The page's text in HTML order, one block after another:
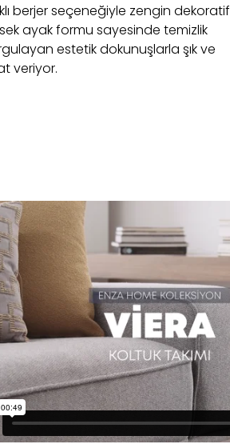
SUBMIT
berjer seçeneğiyle zengin dekoratif
ayak formu sayesinde temizlik
estetik dokunuşlarla şık ve
veriyor.